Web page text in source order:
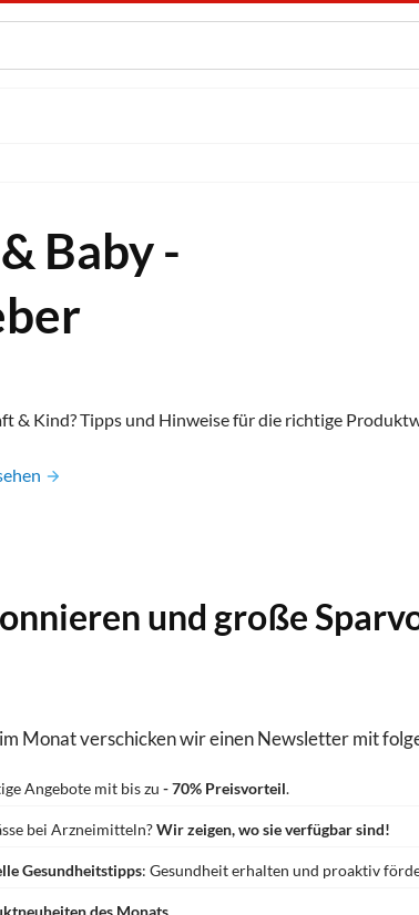
Baby -
& Kind? Tipps und Hinweise für die richtige
und große
Monat verschicken wir einen Newsletter mit
Angebote mit bis zu - 70% Preisvorteil.
bei Arzneimitteln?Wir zeigen, wo sie verfügbar sind!
Gesundheitstipps: Gesundheit erhalten und proaktiv